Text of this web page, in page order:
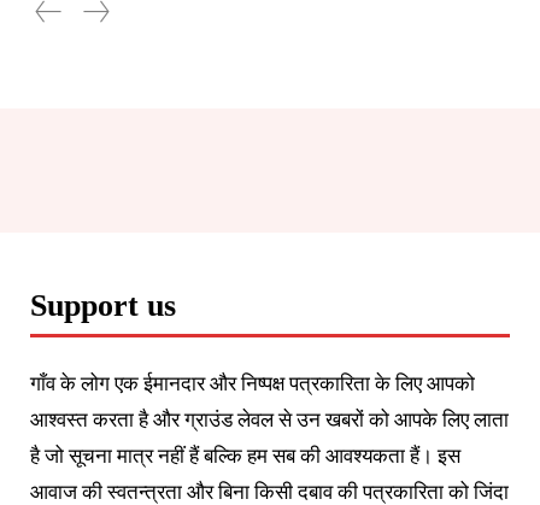
Support us
गाँव के लोग एक ईमानदार और निष्पक्ष पत्रकारिता के लिए आपको
आश्वस्त करता है और ग्राउंड लेवल से उन खबरों को आपके लिए लाता
है जो सूचना मात्र नहीं हैं बल्कि हम सब की आवश्यकता हैं। इस
आवाज की स्वतन्त्रता और बिना किसी दबाव की पत्रकारिता को जिंदा